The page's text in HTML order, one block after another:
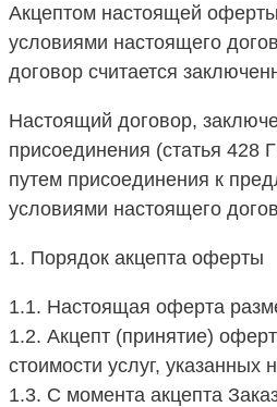
Акцептом настоящей
условиями настоящего
договор считается
Настоящий договор,
присоединения (статья 428
путем присоединения к
условиями настоящего
1. Порядок акцепта оферты
1.1. Настоящая оферта
1.2. Акцепт (принятие)
стоимости услуг,
1.3. С момента акцепта